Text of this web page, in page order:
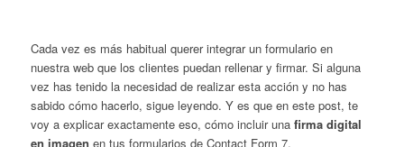
Cada vez es más habitual querer integrar un formulario en
nuestra web que los clientes puedan rellenar y firmar. Si alguna
vez has tenido la necesidad de realizar esta acción y no has
sabido cómo hacerlo, sigue leyendo. Y es que en este post, te
voy a explicar exactamente eso, cómo incluir una firma digital
en imagen en tus formularios de Contact Form 7.